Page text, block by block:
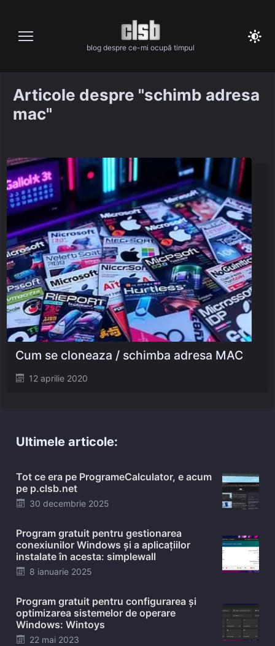
content
blog despre ce-mi ocupă timpul
Articole despre "schimb adresa
mac"
Posted
12 aprilie 2020
Cum se cloneaza / schimba adresa MAC
Ultimele articole:
Tot ce era pe ProgrameCalculator, e acum
pe p.clsb.net
Posted
30 decembrie 2025
Program gratuit pentru gestionarea
conexiunilor Windows și a aplicațiilor
instalate în acesta: simplewall
Posted
8 ianuarie 2025
Program gratuit pentru configurarea și
optimizarea sistemelor de operare
Windows: Wintoys
Posted
22 mai 2023